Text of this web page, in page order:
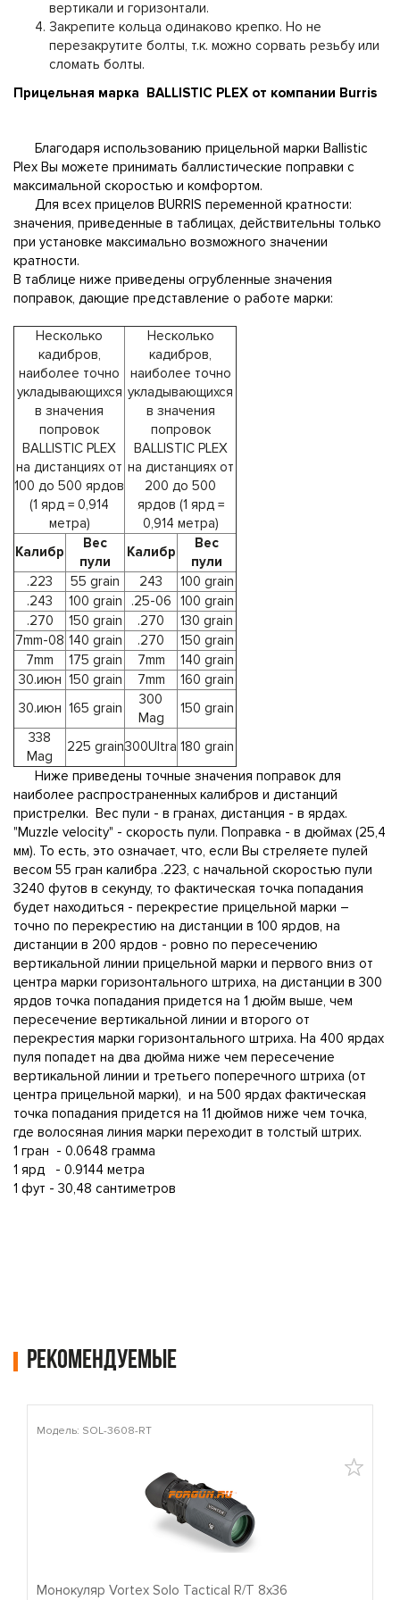
вертикали и горизонтали.
Закрепите кольца одинаково крепко. Но не
перезакрутите болты, т.к. можно сорвать резьбу или
сломать болты.
Прицельная марка BALLISTIC PLEX от компании Burris
Благодаря использованию прицельной марки Ballistic
Plex Вы можете принимать баллистические поправки с
максимальной скоростью и комфортом.
Для всех прицелов BURRIS переменной кратности:
значения, приведенные в таблицах, действительны только
при установке максимально возможного значении
кратности.
В таблице ниже приведены огрубленные значения
поправок, дающие представление о работе марки:
Несколько
кадибров,
наиболее точно
укладывающихся
в значения
попровок
BALLISTIC PLEX
на дистанциях от
100 до 500 ярдов
(1 ярд = 0,914
метра)
Несколько
кадибров,
наиболее точно
укладывающихся
в значения
попровок
BALLISTIC PLEX
на дистанциях от
200 до 500
ярдов (1 ярд =
0,914 метра)
Калибр
Вес
пули
Калибр
Вес
пули
.223
55 grain 243
100 grain
.243
100 grain .25-06
100 grain
.270
150 grain .270
130 grain
7mm-08 140 grain .270
150 grain
7mm
175 grain 7mm
140 grain
30.июн 150 grain 7mm
160 grain
30.июн 165 grain
300
Mag
150 grain
338
Mag
225 grain300Ultra 180 grain
Ниже приведены точные значения поправок для
наиболее распространенных калибров и дистанций
пристрелки. Вес пули - в гранах, дистанция - в ярдах.
"Muzzle velocity" - скорость пули. Поправка - в дюймах (25,4
мм). То есть, это означает, что, если Вы стреляете пулей
весом 55 гран калибра .223, с начальной скоростью пули
3240 футов в секунду, то фактическая точка попадания
будет находиться - перекрестие прицельной марки –
точно по перекрестию на дистанции в 100 ярдов, на
дистанции в 200 ярдов - ровно по пересечению
вертикальной линии прицельной марки и первого вниз от
центра марки горизонтального штриха, на дистанции в 300
ярдов точка попадания придется на 1 дюйм выше, чем
пересечение вертикальной линии и второго от
перекрестия марки горизонтального штриха. На 400 ярдах
пуля попадет на два дюйма ниже чем пересечение
вертикальной линии и третьего поперечного штриха (от
центра прицельной марки), и на 500 ярдах фактическая
точка попадания придется на 11 дюймов ниже чем точка,
где волосяная линия марки переходит в толстый штрих.
1 гран - 0.0648 грамма
1 ярд - 0.9144 метра
1 фут - 30,48 сантиметров
Рекомендуемые
Модель: SOL-3608-RT
Монокуляр Vortex Solo Tactical R/T 8x36